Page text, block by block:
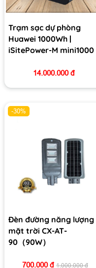
Trạm sạc dự phòng
Huawei 1000Wh |
iSitePower-M mini1000
14.000.000 đ
-30%
Đèn đường năng lượng
mặt trời CX-AT-
90（90W）
700.000 đ 1.000.000 đ